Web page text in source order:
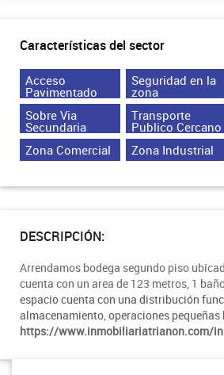
Características del sector
Acceso
Pavimentado
Seguridad en la
zona
Sobre Via
Secundaria
Transporte
Publico Cercano
Zona Comercial
Zona Industrial
DESCRIPCIÓN:
Arrendamos bodega segundo piso
cuenta con un area de 123 metros, 1
espacio cuenta con una distribución
almacenamiento, operaciones
https://www.inmobiliariatrianon.com/